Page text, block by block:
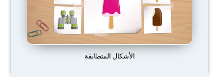
الأشكال المتطابقة